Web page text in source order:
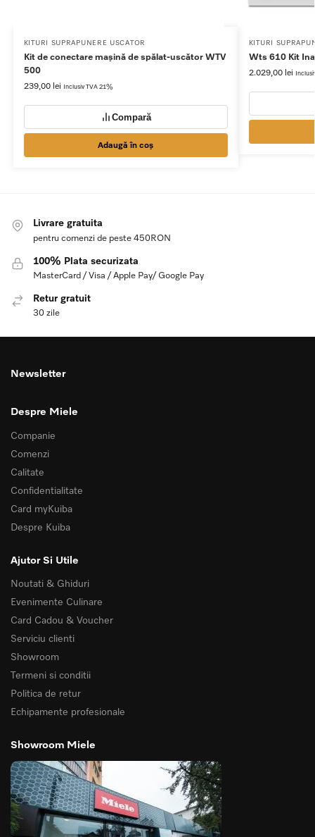
KITURI SUPRAPUNERE USCATOR
Kit de conectare mașină de spălat-uscător WTV
500
239,00 lei Inclusiv TVA 21%
Compară
Adaugă în coș
KITURI
Wts 610 Kit
2.029,00 lei
Livrare gratuita
pentru comenzi de peste 450RON
100% Plata securizata
MasterCard / Visa / Apple Pay/ Google Pay
Retur gratuit
30 zile
Newsletter
Despre Miele
Companie
Comenzi
Calitate
Confidentialitate
Card myKuiba
Despre Kuiba
Ajutor Si Utile
Noutati & Ghiduri
Evenimente Culinare
Card Cadou & Voucher
Serviciu clienti
Showroom
Termeni si conditii
Politica de retur
Echipamente profesionale
Showroom Miele